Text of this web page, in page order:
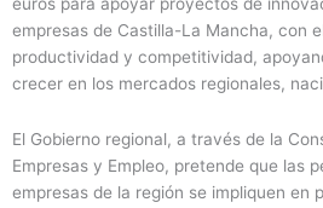
euros para apoyar proyectos de
empresas de Castilla-La Mancha, con
productividad y competitividad,
crecer en los mercados regionales,
El Gobierno regional, a través de la
Empresas y Empleo, pretende que las
empresas de la región se impliquen en